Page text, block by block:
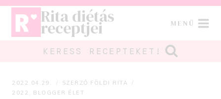
Skip
content
Rita diétás
receptjei MENÜ
KERESS RECEPTEKET!
2022.04.29. SZERZŐ: FÖLDI RITA
2022 , BLOGGER ÉLET